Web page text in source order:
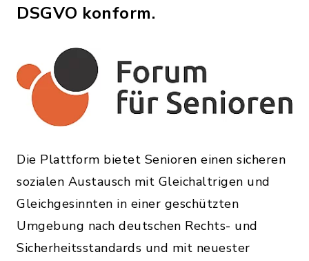
DSGVO konform.
Die Plattform bietet Senioren einen sicheren
sozialen Austausch mit Gleichaltrigen und
Gleichgesinnten in einer geschützten
Umgebung nach deutschen Rechts- und
Sicherheitsstandards und mit neuester